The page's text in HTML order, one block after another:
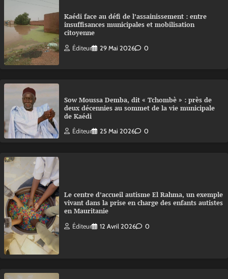
Kaédi face au défi de l’assainissement : entre
insuffisances municipales et mobilisation
citoyenne
Éditeur 29 Mai 2026 0
Sow Moussa Demba, dit « Tchombè » : près de
deux décennies au sommet de la vie municipale
de Kaédi
Éditeur 25 Mai 2026 0
Le centre d’accueil autisme El Rahma, un exemple
vivant dans la prise en charge des enfants autistes
en Mauritanie
Éditeur 12 Avril 2026 0